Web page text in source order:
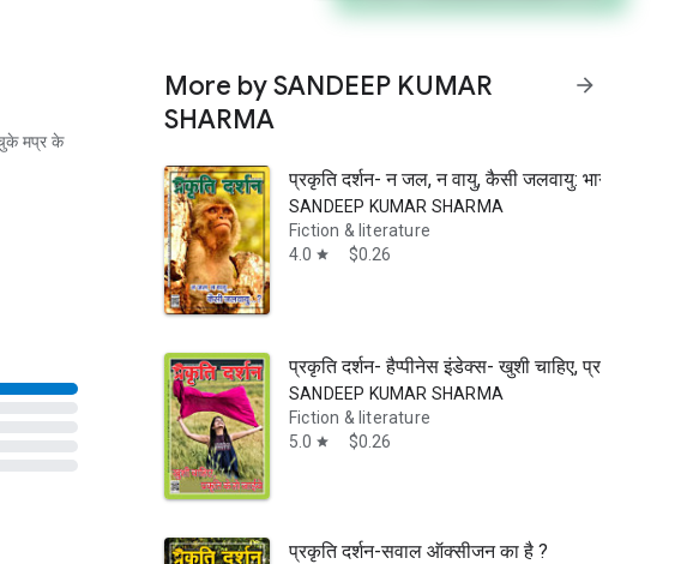
चुके मप्र के
मप्र के पुरातन नगर ‘हरसूद’ पर केंद्रित है।
More by SANDEEP KUMAR
SHARMA
arrow_forward
प्रकृति दर्शन- न जल, न वायु, कैसी जलवायु: भाग 1
SANDEEP KUMAR SHARMA
Fiction & literature
4.0 star $0.26
प्रकृति दर्शन- हैप्पीनेस इंडेक्स- खुशी चाहिए, प्रकृति के हो
SANDEEP KUMAR SHARMA
Fiction & literature
5.0 star $0.26
प्रकृति दर्शन-सवाल ऑक्सीजन का है ?